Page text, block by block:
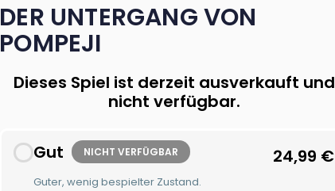
DER UNTERGANG VON
POMPEJI
Dieses Spiel ist derzeit ausverkauft und
nicht verfügbar.
Gut NICHT VERFÜGBAR
Guter, wenig bespielter Zustand.
24,99 €